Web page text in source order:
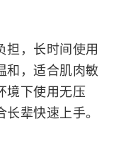
担，长时间使用
和，适合肌肉敏
境下使用无压
辈快速上手。